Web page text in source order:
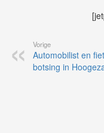
Vorige
Automobilist en
botsing in